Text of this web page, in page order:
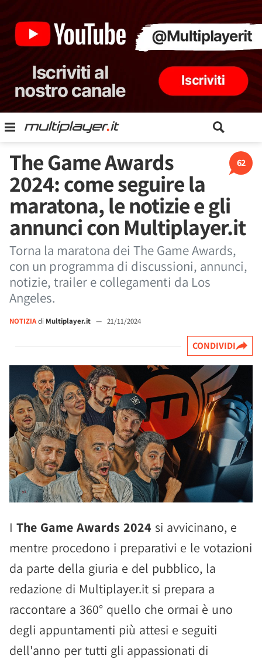
62
The Game Awards
2024: come seguire la
maratona, le notizie e gli
annunci con Multiplayer.it
Torna la maratona dei The Game Awards,
con un programma di discussioni, annunci,
notizie, trailer e collegamenti da Los
Angeles.
NOTIZIAdi Multiplayer.it — 21/11/2024
CONDIVIDI
I The Game Awards 2024 si avvicinano, e
mentre procedono i preparativi e le votazioni
da parte della giuria e del pubblico, la
redazione di Multiplayer.it si prepara a
raccontare a 360° quello che ormai è uno
degli appuntamenti più attesi e seguiti
dell'anno per tutti gli appassionati di